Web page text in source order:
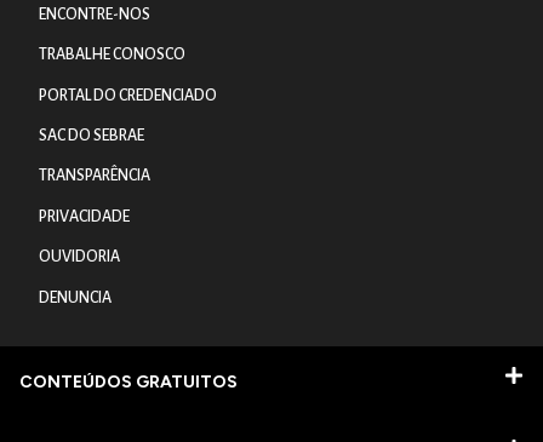
ENCONTRE-NOS
TRABALHE CONOSCO
PORTAL DO CREDENCIADO
SAC DO SEBRAE
TRANSPARÊNCIA
PRIVACIDADE
OUVIDORIA
DENUNCIA
CONTEÚDOS GRATUITOS